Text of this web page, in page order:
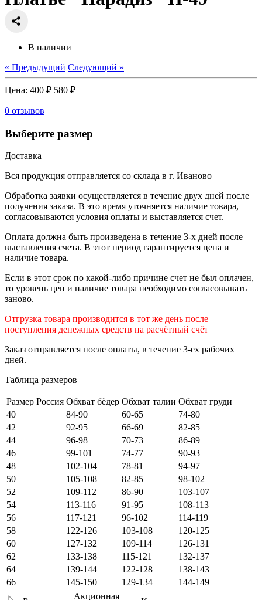
В наличии
« Предыдущий Следующий »
Цена: 400 ₽ 580 ₽
0 отзывов
Выберите размер
Доставка
Вся продукция отправляется со склада в г. Иваново
Обработка заявки осуществляется в течение двух дней после
получения заказа. В это время уточняется наличие товара,
согласовываются условия оплаты и выставляется счет.
Оплата должна быть произведена в течение 3-х дней после
выставления счета. В этот период гарантируется цена и
наличие товара.
Если в этот срок по какой-либо причине счет не был оплачен,
то уровень цен и наличие товара необходимо согласовывать
заново.
Отгрузка товара производится в тот же день после
поступления денежных средств на расчётный счёт
Заказ отправляется после оплаты, в течение 3-ех рабочих
дней.
Таблица размеров
Размер Россия Обхват бёдер Обхват талии Обхват груди
40
84-90 60-65
74-80
42
92-95 66-69
82-85
44
96-98 70-73
86-89
46
99-101 74-77
90-93
48
102-104 78-81
94-97
50
105-108 82-85
98-102
52
109-112 86-90
103-107
54
113-116 91-95
108-113
56
117-121 96-102
114-119
58
122-126 103-108
120-125
60
127-132 109-114
126-131
62
133-138 115-121
132-137
64
139-144 122-128
138-143
66
145-150 129-134
144-149
Акционная